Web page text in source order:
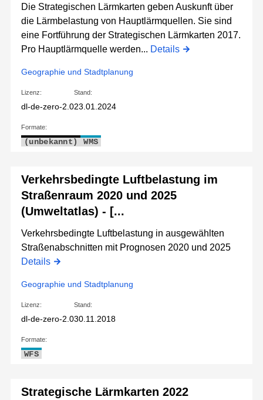
Die Strategischen Lärmkarten geben Auskunft über
die Lärmbelastung von Hauptlärmquellen. Sie sind
eine Fortführung der Strategischen Lärmkarten 2017.
Pro Hauptlärmquelle werden... Details
Geographie und Stadtplanung
Lizenz:
dl-de-zero-2.0
Stand:
23.01.2024
Formate:
(unbekannt) WMS
Verkehrsbedingte Luftbelastung im
Straßenraum 2020 und 2025
(Umweltatlas) - [...
Verkehrsbedingte Luftbelastung in ausgewählten
Straßenabschnitten mit Prognosen 2020 und 2025
Details
Geographie und Stadtplanung
Lizenz:
dl-de-zero-2.0
Stand:
30.11.2018
Formate:
WFS
Strategische Lärmkarten 2022